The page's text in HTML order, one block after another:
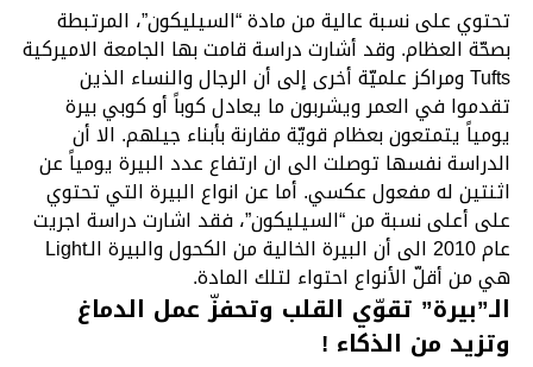
تحتوي على نسبة عالية من مادة “السيليكون”، المرتبطة
بصحّة العظام. وقد أشارت دراسة قامت بها الجامعة الاميركية
Tufts ومراكز علميّة أخرى إلى أن الرجال والنساء الذين
تقدموا في العمر ويشربون ما يعادل كوباً أو كوبي بيرة
يومياً يتمتعون بعظام قويّة مقارنة بأبناء جيلهم. الا أن
الدراسة نفسها توصلت الى ان ارتفاع عدد البيرة يومياً عن
اثنتين له مفعول عكسي. أما عن انواع البيرة التي تحتوي
على أعلى نسبة من “السيليكون”، فقد اشارت دراسة اجريت
عام 2010 الى أن البيرة الخالية من الكحول والبيرة الـLight
هي من أقلّ الأنواع احتواء لتلك المادة.
الـ”بيرة” تقوّي القلب وتحفزّ عمل الدماغ
وتزيد من الذكاء !